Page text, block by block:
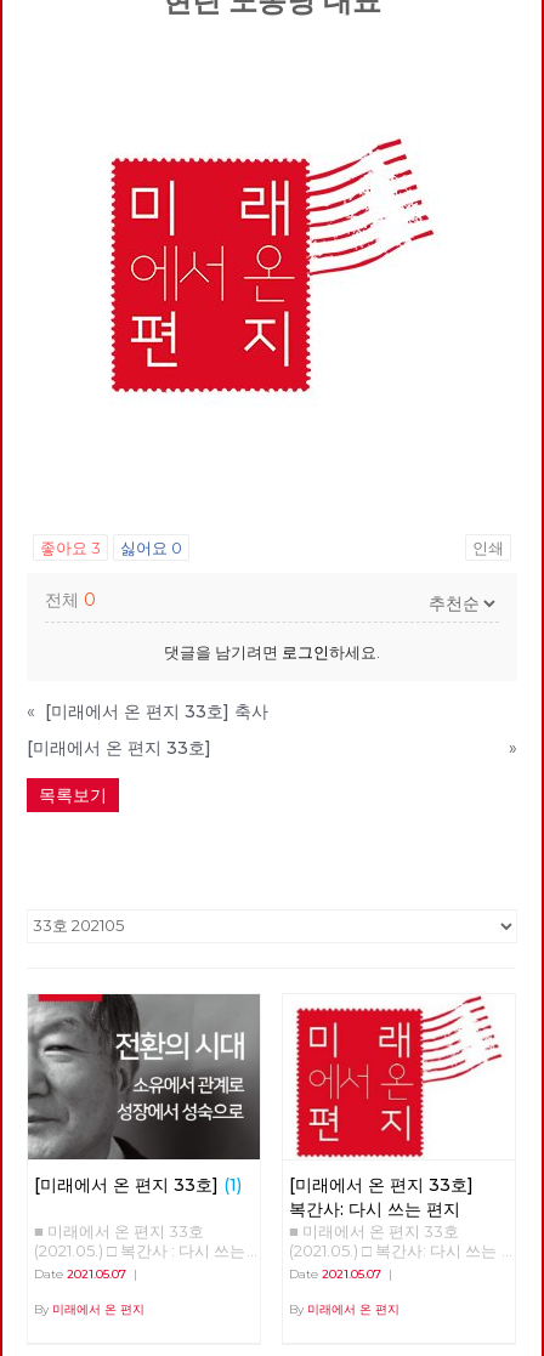
좋아요 3 싫어요 0 인쇄
전체 0
댓글을 남기려면 로그인하세요.
« [미래에서 온 편지 33호] 축사
[미래에서 온 편지 33호]
»
목록보기
[미래에서 온 편지 33호] (1)
■ 미래에서 온 편지 33호
(2021.05.) □ 복간사 : 다시 쓰는
편지 □ 축사 □ 특집 : 소유에서
세 : 5월의 정세 □ 사람 : 러빙 속
Date 2021.05.07 |
By 미래에서 온 편지
[미래에서 온 편지 33호]
복간사: 다시 쓰는 편지
■ 미래에서 온 편지 33호
(2021.05.) □ 복간사: 다시 쓰는
편지 노동당 기관지 [미래에서
6월 32호 이후 5년 만의 복간입
Date 2021.05.07|
By 미래에서 온 편지